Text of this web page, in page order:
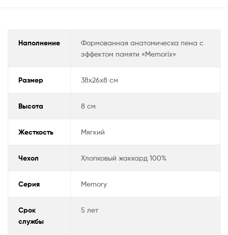
ni
ki
k
Наполнение
Формованная анатомическа пена с
эффектом памяти «Memorix»
Размер 38х26х8 см
Высота 8 см
Жесткость Мягкий
Чехол Хлопковый жаккард 100%
Серия Memory
Срок
службы
5 лет